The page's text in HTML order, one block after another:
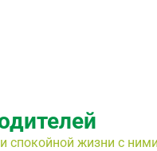
спокойной жизни с